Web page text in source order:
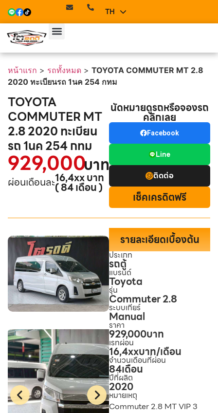
TH
EN
หน้าแรก > รถทั้งหมด > TOYOTA COMMUTER MT 2.8
2020 ทะเบียนรถ 1นค 254 กทม
TOYOTA
COMMUTER MT
2.8 2020 ทะเบียน
รถ 1นค 254 กทม
929,000บาท
ผ่อนเดือนละ16,4xx บาท
( 84 เดือน )
นัดหมายดูรถหรือจองรถ
คลิกเลย
Facebook
Line
ติดต่อ
เช็คเครดิตฟรี
รายละเอียดเบื้องต้น
ประเภท
รถตู้
แบรนด์
Toyota
รุ่น
Commuter 2.8
ระบบเกียร์
Manual
ราคา
929,000บาท
เรทผ่อน
16,4xxบาท/เดือน
จำนวนเดือนที่ผ่อน
84เดือน
ปีที่ผลิต
2020
หมายเหตุ
Commuter 2.8 MT VIP 3